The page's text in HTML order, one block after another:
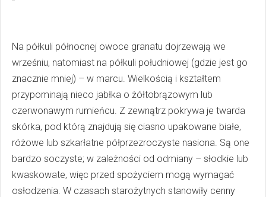
Na półkuli północnej owoce granatu dojrzewają we
wrześniu, natomiast na półkuli południowej (gdzie jest go
znacznie mniej) – w marcu. Wielkością i kształtem
przypominają nieco jabłka o żółtobrązowym lub
czerwonawym rumieńcu. Z zewnątrz pokrywa je twarda
skórka, pod którą znajdują się ciasno upakowane białe,
różowe lub szkarłatne półprzezroczyste nasiona. Są one
bardzo soczyste; w zależności od odmiany – słodkie lub
kwaskowate, więc przed spożyciem mogą wymagać
osłodzenia. W czasach starożytnych stanowiły cenny